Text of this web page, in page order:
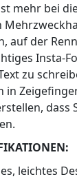
mehr bei
auf der
Insta-
zu
in
dass
leichtes